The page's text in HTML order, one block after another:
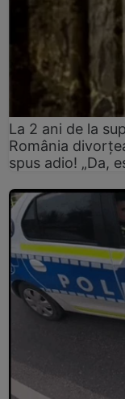
La 2 ani de la
România
spus adio! „Da,